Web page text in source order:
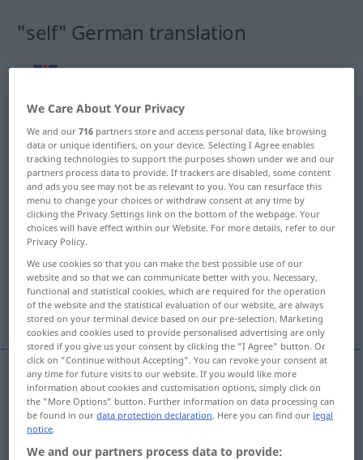
"self" German translation
Overview of all translations
(For more details, click/tap on the translation)
Selbst, Ich Selbstsucht
Ich, Subjekt
einfarbige Blume, Tier von einheitlicher
Färbung
Selbstn self
Ichn
We Care About Your Privacy
We and our716 partners store and access personal data, like browsing
data or unique identifiers, on your device. Selecting I Agree enables
tracking technologies to support the purposes shown under we and our
partners process data to provide. If trackers are disabled, some content
and ads you see may not be as relevant to you. You can resurface this
menu to change your choices or withdraw consent at any time by
clicking the Privacy Settings link on the bottom of the webpage. Your
choices will have effect within our Website. For more details, refer to our
Privacy Policy.
We use cookies so that you can make the best possible use of our
website and so that we can communicate better with you. Necessary,
functional and statistical cookies, which are required for the operation
of the website and the statistical evaluation of our website, are always
stored on your terminal device based on our pre-selection. Marketing
cookies and cookies used to provide personalised advertising are only
stored if you give us your consent by clicking the "I Agree" button. Or
click on "Continue without Accepting". You can revoke your consent at
any time for future visits to our website. If you would like more
information about cookies and customisation options, simply click on
the "More Options" button. Further information on data processing can
be found in ourdata protection declaration. Here you can find our legal
notice.
We and our partners process data to provide: